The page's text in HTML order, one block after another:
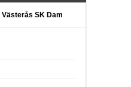
Västerås SK Dam